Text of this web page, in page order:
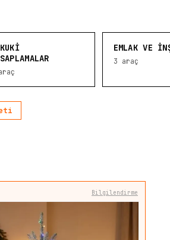
EMLAK VE
3 araç
Bilgilendirme